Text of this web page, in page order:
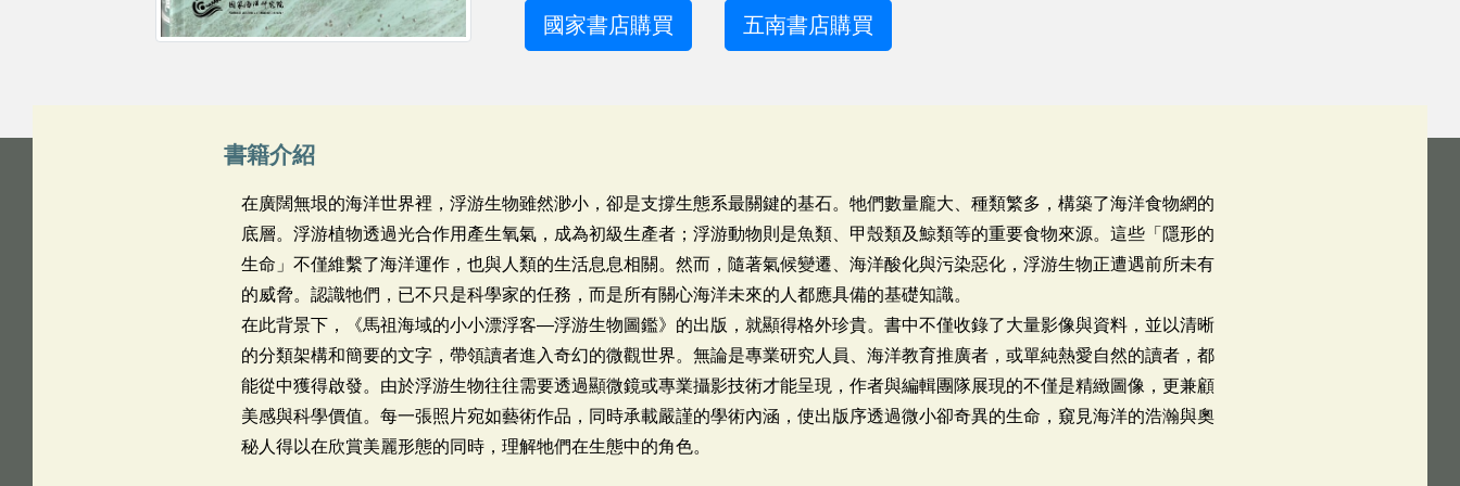
國家書店購買 五南書店購買
書籍介紹
在廣闊無垠的海洋世界裡，浮游生物雖然渺小，卻是支撐生態系最關鍵的基石。牠們數量龐大、種類繁多，構築了海洋食物網的
底層。浮游植物透過光合作用產生氧氣，成為初級生產者；浮游動物則是魚類、甲殼類及鯨類等的重要食物來源。這些「隱形的
生命」不僅維繫了海洋運作，也與人類的生活息息相關。然而，隨著氣候變遷、海洋酸化與污染惡化，浮游生物正遭遇前所未有
的威脅。認識牠們，已不只是科學家的任務，而是所有關心海洋未來的人都應具備的基礎知識。
在此背景下，《馬祖海域的小小漂浮客―浮游生物圖鑑》的出版，就顯得格外珍貴。書中不僅收錄了大量影像與資料，並以清晰
的分類架構和簡要的文字，帶領讀者進入奇幻的微觀世界。無論是專業研究人員、海洋教育推廣者，或單純熱愛自然的讀者，都
能從中獲得啟發。由於浮游生物往往需要透過顯微鏡或專業攝影技術才能呈現，作者與編輯團隊展現的不僅是精緻圖像，更兼顧
美感與科學價值。每一張照片宛如藝術作品，同時承載嚴謹的學術內涵，使出版序透過微小卻奇異的生命，窺見海洋的浩瀚與奧
秘人得以在欣賞美麗形態的同時，理解牠們在生態中的角色。